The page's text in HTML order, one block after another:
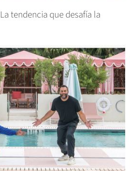
La tendencia que desafía la